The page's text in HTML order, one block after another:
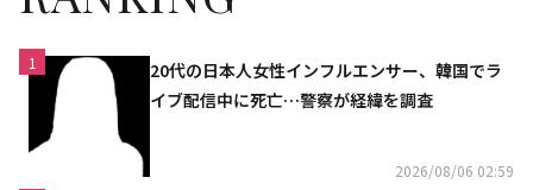
1
20代の日本人女性インフルエンサー、韓国でラ
イブ配信中に死亡…警察が経緯を調査
2026/08/06 02:59